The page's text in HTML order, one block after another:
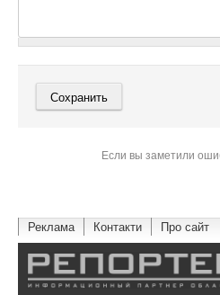
Если вы заметили
Реклама Контакти Про сайт